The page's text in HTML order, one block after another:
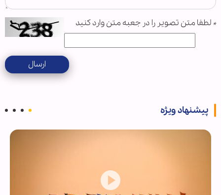
* لطفا متن تصویر را در جعبه متن وارد کنید
ارسال
پیشنهاد ویژه